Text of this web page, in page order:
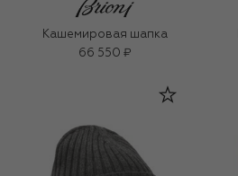
Кашемировая шапка
66 550 ₽